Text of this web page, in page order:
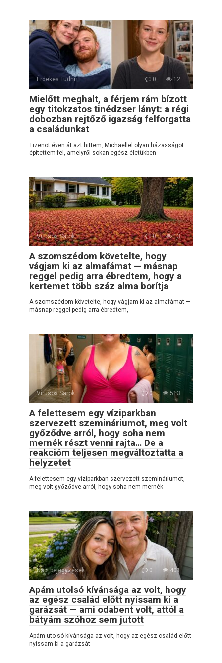
Érdekes Tudni 0 12
Mielőtt meghalt, a férjem rám bízott
egy titokzatos tinédzser lányt: a régi
dobozban rejtőző igazság felforgatta
a családunkat
Tizenöt éven át azt hittem, Michaellel olyan házasságot
építettem fel, amelyről sokan egész életükben
Vírusos Sarok 0 13
A szomszédom követelte, hogy
vágjam ki az almafámat — másnap
reggel pedig arra ébredtem, hogy a
kertemet több száz alma borítja
A szomszédom követelte, hogy vágjam ki az almafámat —
másnap reggel pedig arra ébredtem,
Vírusos Sarok 0 513
A felettesem egy víziparkban
szervezett szemináriumot, meg volt
győződve arról, hogy soha nem
mernék részt venni rajta… De a
reakcióm teljesen megváltoztatta a
helyzetet
A felettesem egy víziparkban szervezett szemináriumot,
meg volt győződve arról, hogy soha nem mernék
Napi bejegyzések 0 401
Apám utolsó kívánsága az volt, hogy
az egész család előtt nyissam ki a
garázsát — ami odabent volt, attól a
bátyám szóhoz sem jutott
Apám utolsó kívánsága az volt, hogy az egész család előtt
nyissam ki a garázsát